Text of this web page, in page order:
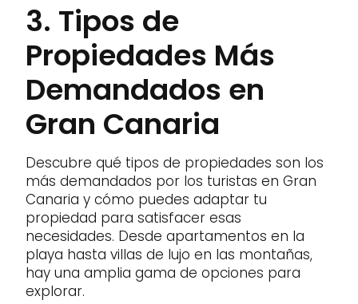
3. Tipos de
Propiedades Más
Demandados en
Gran Canaria
Descubre qué tipos de propiedades son los
más demandados por los turistas en Gran
Canaria y cómo puedes adaptar tu
propiedad para satisfacer esas
necesidades. Desde apartamentos en la
playa hasta villas de lujo en las montañas,
hay una amplia gama de opciones para
explorar.